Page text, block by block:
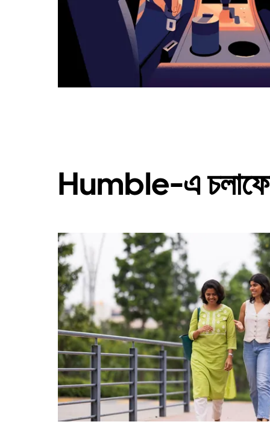
Humble-এ